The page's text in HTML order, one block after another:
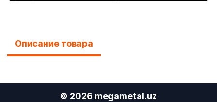
Описание товара
© 2026 megametal.uz